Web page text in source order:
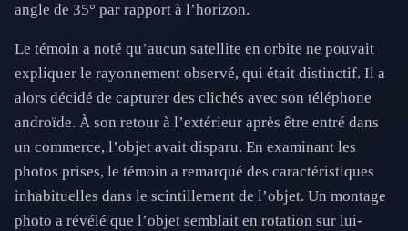
angle de 35° par rapport à l’horizon.
Le témoin a noté qu’aucun satellite en orbite ne pouvait
expliquer le rayonnement observé, qui était distinctif. Il a
alors décidé de capturer des clichés avec son téléphone
androïde. À son retour à l’extérieur après être entré dans
un commerce, l’objet avait disparu. En examinant les
photos prises, le témoin a remarqué des caractéristiques
inhabituelles dans le scintillement de l’objet. Un montage
photo a révélé que l’objet semblait en rotation sur lui-